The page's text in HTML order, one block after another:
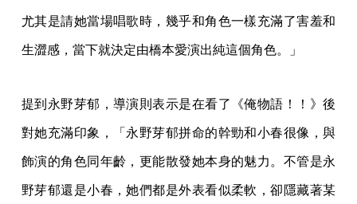
尤其是請她當場唱歌時，幾乎和角色一樣充滿了害羞和
生澀感，當下就決定由橋本愛演出純這個角色。」
提到永野芽郁，導演則表示是在看了《俺物語！！》後
對她充滿印象，「永野芽郁拼命的幹勁和小春很像，與
飾演的角色同年齡，更能散發她本身的魅力。不管是永
野芽郁還是小春，她們都是外表看似柔軟，卻隱藏著某